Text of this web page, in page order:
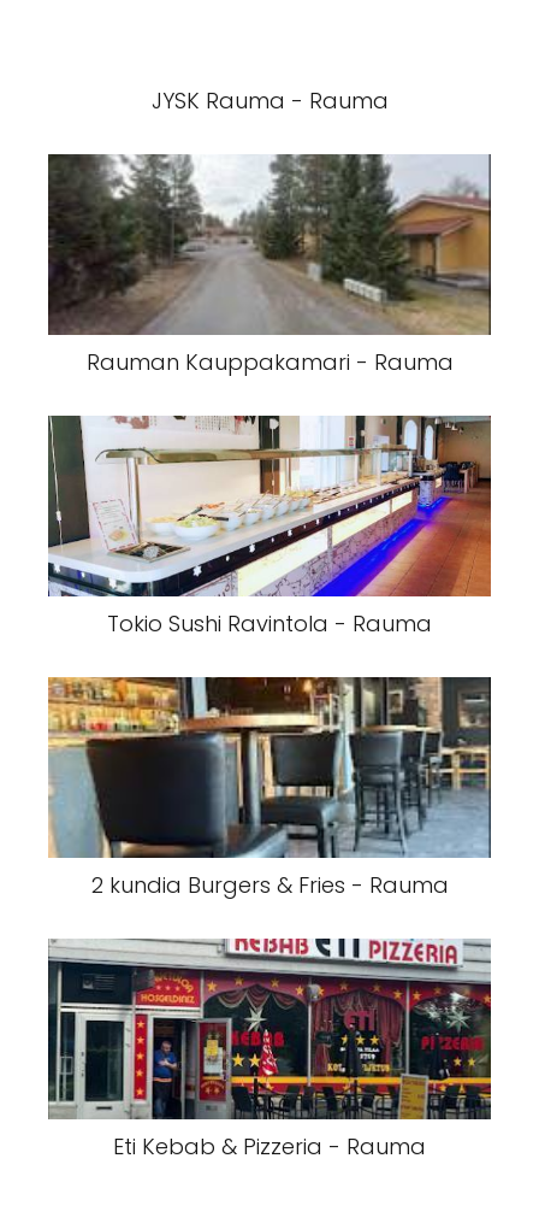
JYSK Rauma - Rauma
Rauman Kauppakamari - Rauma
Tokio Sushi Ravintola - Rauma
2 kundia Burgers & Fries - Rauma
Eti Kebab & Pizzeria - Rauma